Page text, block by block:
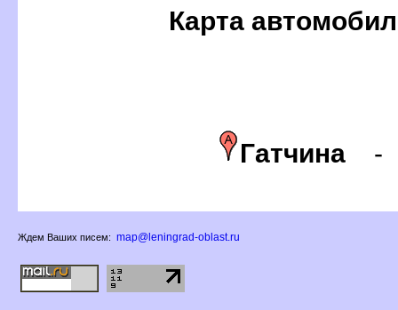
Карта
Гатчина
Ждем Ваших писем: map@leningrad-oblast.ru